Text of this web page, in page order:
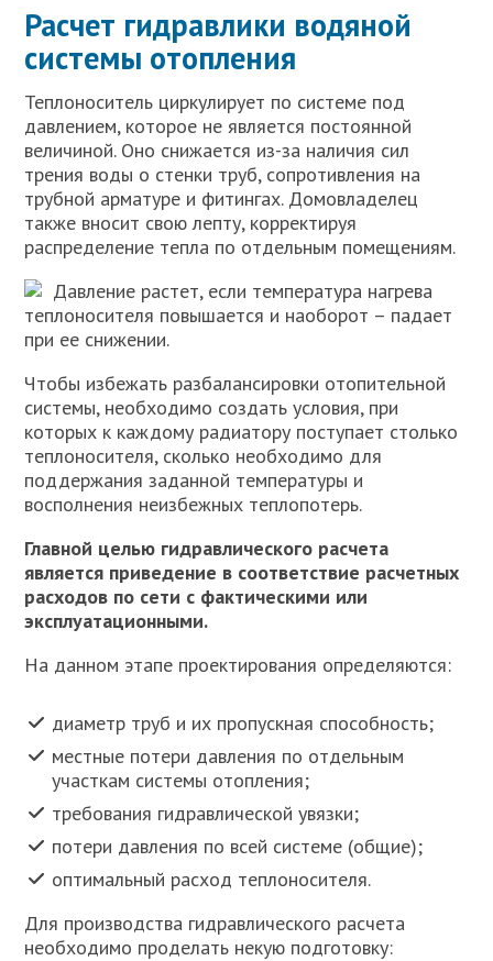
Расчет гидравлики водяной
системы отопления
Теплоноситель циркулирует по системе под
давлением, которое не является постоянной
величиной. Оно снижается из-за наличия сил
трения воды о стенки труб, сопротивления на
трубной арматуре и фитингах. Домовладелец
также вносит свою лепту, корректируя
распределение тепла по отдельным помещениям.
Давление растет, если температура нагрева
теплоносителя повышается и наоборот – падает
при ее снижении.
Чтобы избежать разбалансировки отопительной
системы, необходимо создать условия, при
которых к каждому радиатору поступает столько
теплоносителя, сколько необходимо для
поддержания заданной температуры и
восполнения неизбежных теплопотерь.
Главной целью гидравлического расчета
является приведение в соответствие расчетных
расходов по сети с фактическими или
эксплуатационными.
На данном этапе проектирования определяются:
диаметр труб и их пропускная способность;
местные потери давления по отдельным
участкам системы отопления;
требования гидравлической увязки;
потери давления по всей системе (общие);
оптимальный расход теплоносителя.
Для производства гидравлического расчета
необходимо проделать некую подготовку: